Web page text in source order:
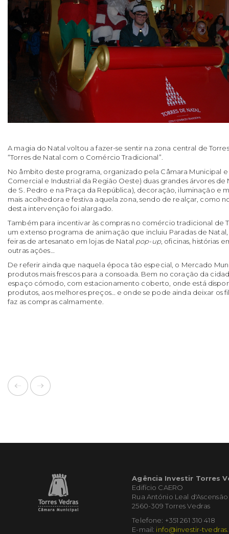
A magia do Natal voltou a fazer-se sentir na zona central de
“Torres de Natal com o Comércio Tradicional”.
No âmbito deste programa, organizado pela Câmara Municipal e
Comercial e Industrial da Região Oeste) duas grandes árvores de
de S. Pedro e na Praça da República), decoração, iluminação e
mais acolhedora e festiva aquela zona, sendo de realçar, como
desta intervenção foi alargado.
Também para incentivar às compras no comércio tradicional de
um extenso programa de animação que incluiu Paradas de
feiras de artesanato em lojas de Natal pop-up, oficinas, histórias
outras ações…
De referir ainda que naquela época tão especial, o Mercado
produtos mais frescos para a consoada. Bem no coração da
espaço cómodo, com estacionamento coberto, onde está
produtos, aos melhores preços… e onde se pode ainda deixar os
faz as compras calmamente.
Agência Investir Torres
Edifício CAERO
Rua António Leal d'Ascensão
2560-309 Torres Vedras
Telefone: +351 261 310 418
E-mail: info@investir-